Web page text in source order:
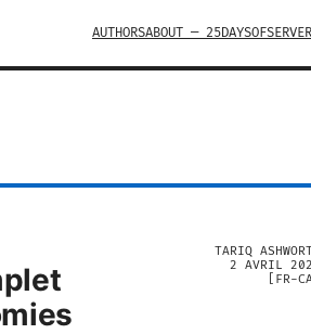
AUTHORSABOUT —
TARIQ
2 AVRIL
FR-